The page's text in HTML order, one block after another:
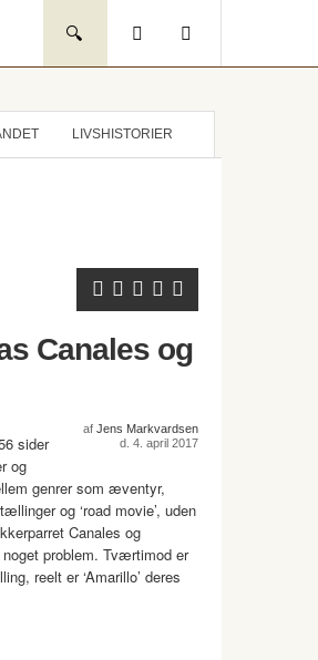
LIVSHISTORIER
Canales og
af Jens Markvardsen
d. 4. april 2017
sider
og
genrer som æventyr,
og ‘road movie’, uden
Canales og
problem. Tværtimod er
reelt er ‘Amarillo’ deres